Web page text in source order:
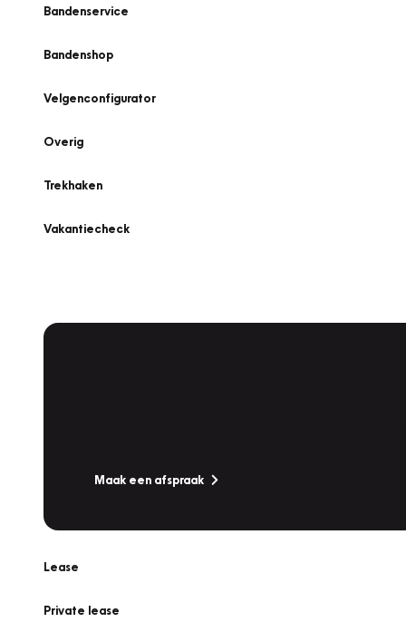
Bandenservice
Bandenshop
Velgenconfigurator
Overig
Trekhaken
Vakantiecheck
Maak een afspraak
Lease
Private lease